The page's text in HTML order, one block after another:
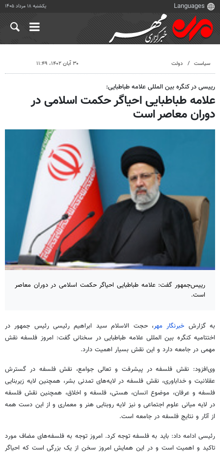
یکشنبه ۱۸ مرداد ۱۴۰۵
سیاست دولت ۳۰ آبان ۱۴۰۲، ۱۱:۴۹
رییسی در کنگره بین المللی علامه طباطبایی:
علامه طباطبایی احیاگر حکمت اسلامی در
دوران معاصر است
رییس‌‎جمهور گفت: علامه طباطبایی احیاگر حکمت اسلامی در دوران معاصر
است.
به گزارش خبرنگار مهر، حجت الاسلام سید ابراهیم رئیسی رئیس جمهور در
اختتامیه کنگره بین المللی علامه طباطبایی در سخنانی گفت: امروز فلسفه نقش
مهمی در جامعه دارد و این نقش بسیار اهمیت دارد.
وی‌افزود: نقش فلسفه در پیشرفت و تعالی جوامع، نقش فلسفه در گسترش
عقلانیت و خداباوری، نقش فلسفه در لایه‌های تمدنی بشر، همچنین لایه زیربنایی
فلسفه و عرفان، موضوع انسان، هستی، فلسفه و اخلاق، همچنین نقش فلسفه
در لایه میانی علوم اجتماعی و نیز لایه روبنایی هنر و معماری و از این دست همه
از آثار و نتایج فلسفه در جامعه است.
رئیسی ادامه داد: باید به فلسفه توجه کرد. امروز توجه به فلسفه‌های مضاف مورد
تاکید و اهمیت است و در این همایش امروز سخن از یک بزرگی است که احیاگر